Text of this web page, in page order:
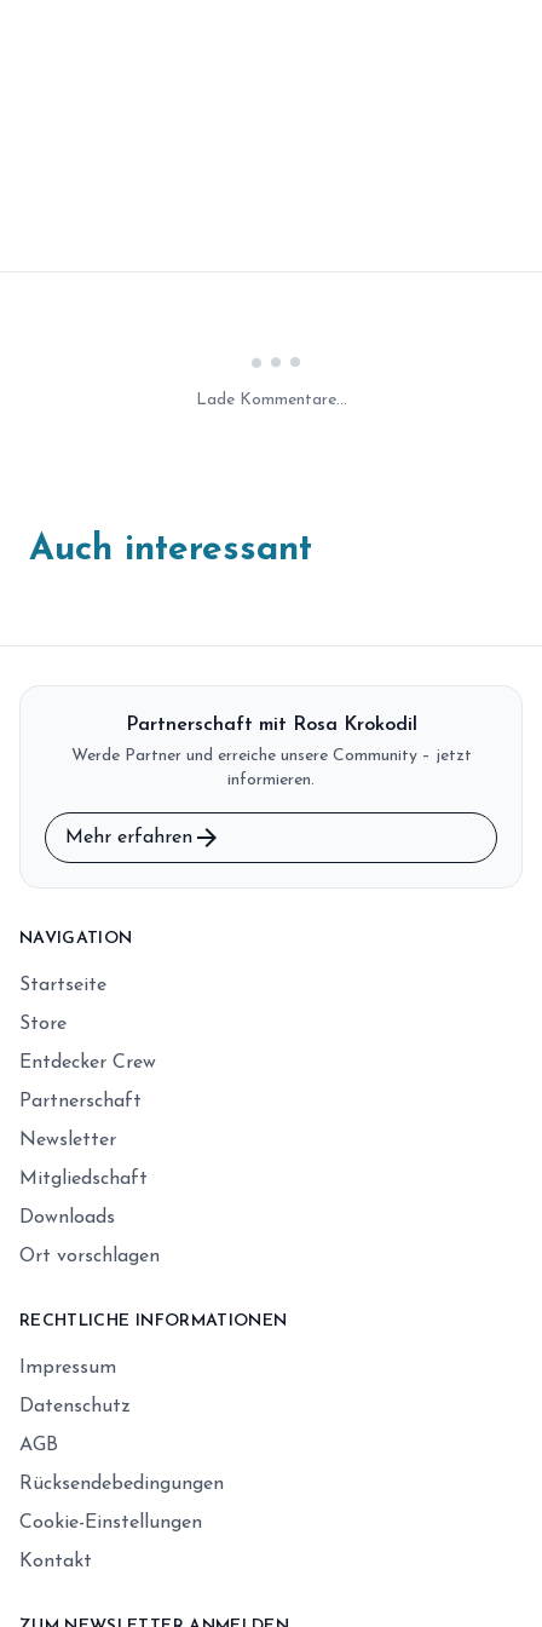
Lade Kommentare...
Auch interessant
Partnerschaft mit Rosa Krokodil
Werde Partner und erreiche unsere Community – jetzt
informieren.
Mehr erfahren arrow_forward
NAVIGATION
Startseite
Store
Entdecker Crew
Partnerschaft
Newsletter
Mitgliedschaft
Downloads
Ort vorschlagen
RECHTLICHE INFORMATIONEN
Impressum
Datenschutz
AGB
Rücksendebedingungen
Cookie-Einstellungen
Kontakt